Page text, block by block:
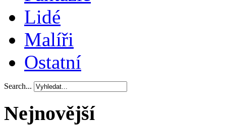
Lidé
Malíři
Ostatní
Search...
Nejnovější